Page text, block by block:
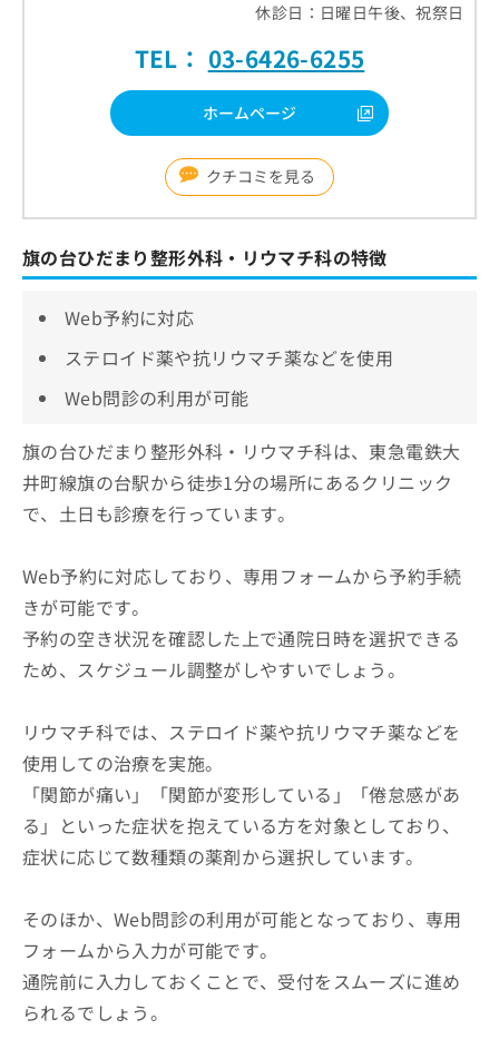
休診日：日曜日午後、祝祭日
TEL： 03-6426-6255
ホームページ
クチコミを見る
旗の台ひだまり整形外科・リウマチ科の特徴
Web予約に対応
ステロイド薬や抗リウマチ薬などを使用
Web問診の利用が可能
旗の台ひだまり整形外科・リウマチ科は、東急電鉄大
井町線旗の台駅から徒歩1分の場所にあるクリニック
で、土日も診療を行っています。
Web予約に対応しており、専用フォームから予約手続
きが可能です。
予約の空き状況を確認した上で通院日時を選択できる
ため、スケジュール調整がしやすいでしょう。
リウマチ科では、ステロイド薬や抗リウマチ薬などを
使用しての治療を実施。
「関節が痛い」「関節が変形している」「倦怠感があ
る」といった症状を抱えている方を対象としており、
症状に応じて数種類の薬剤から選択しています。
そのほか、Web問診の利用が可能となっており、専用
フォームから入力が可能です。
通院前に入力しておくことで、受付をスムーズに進め
られるでしょう。